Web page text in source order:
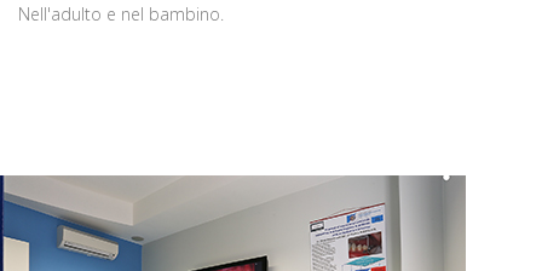
Nell'adulto e nel bambino.